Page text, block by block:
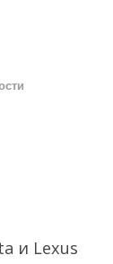
и Lexus